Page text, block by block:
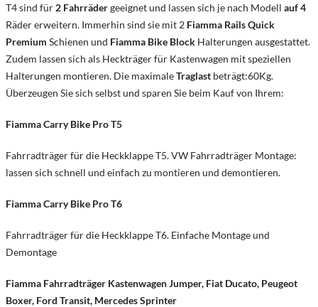
T4 sind für 2 Fahrrädergeeignet und lassen sich je nach Modell auf 4
Räder erweitern. Immerhin sind sie mit 2 Fiamma Rails Quick
Premium Schienen und Fiamma Bike Block Halterungen ausgestattet.
Zudem lassen sich als Heckträger für Kastenwagen mit speziellen
Halterungen montieren. Die maximaleTraglast beträgt:60Kg.
Überzeugen Sie sich selbst und sparen Sie beim Kauf von Ihrem:
Fiamma Carry Bike Pro T5
Fahrradträger für die Heckklappe T5. VW Fahrradträger Montage:
lassen sich schnell und einfach zu montieren und demontieren.
Fiamma Carry Bike Pro T6
Fahrradträger für die Heckklappe T6. Einfache Montage und
Demontage
Fiamma Fahrradträger Kastenwagen Jumper, Fiat Ducato, Peugeot
Boxer, Ford Transit, Mercedes Sprinter